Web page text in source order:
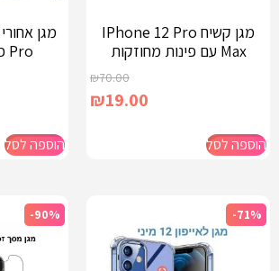
מגן קשיח IPhone 12 Pro
Max עם פינות מחוזקות
₪70.00
₪19.00
הוספה לסל
Pro פינות מחוזקות
הוספה לסל
-71%
-90%